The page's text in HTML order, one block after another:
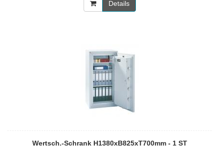
Details
Wertsch.-Schrank H1380xB825xT700mm - 1 ST